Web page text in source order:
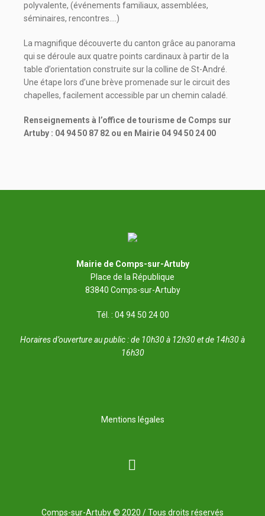
polyvalente, (événements familiaux, assemblées,
séminaires, rencontres….)
La magnifique découverte du canton grâce au panorama
qui se déroule aux quatre points cardinaux à partir de la
table d’orientation construite sur la colline de St-André.
Une étape lors d’une brève promenade sur le circuit des
chapelles, facilement accessible par un chemin caladé.
Renseignements à l’office de tourisme de Comps sur
Artuby : 04 94 50 87 82 ou en Mairie 04 94 50 24 00
Mairie de Comps-sur-Artuby
Place de la République
83840 Comps-sur-Artuby
Tél. : 04 94 50 24 00
Horaires d’ouverture au public : de 10h30 à 12h30 et de 14h30 à
16h30
Mentions légales
Comps-sur-Artuby © 2020 / Tous droits réservés